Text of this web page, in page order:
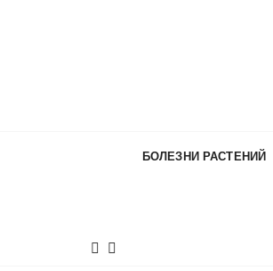
БОЛЕЗНИ РАСТЕНИЙ